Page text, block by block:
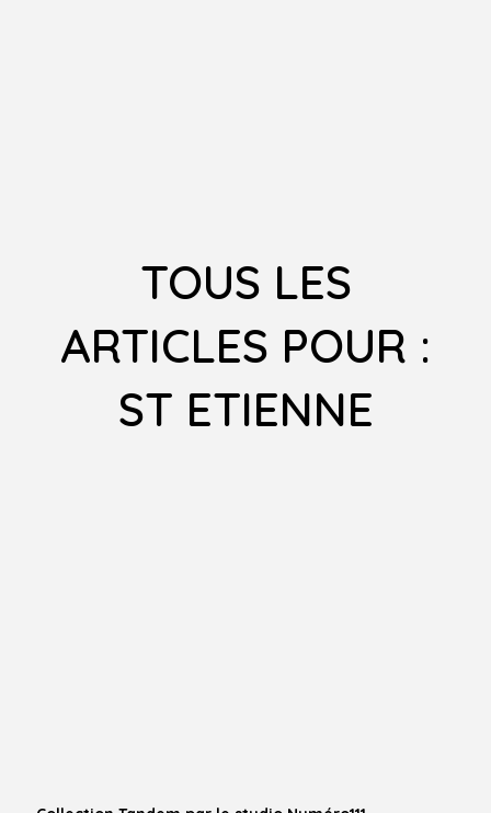
TOUS LES
ARTICLES POUR :
ST ETIENNE